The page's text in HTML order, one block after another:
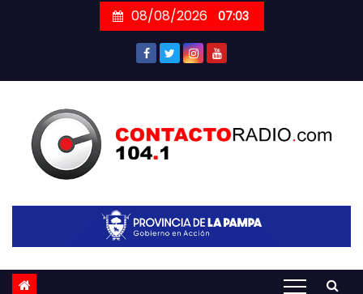
08/08/2026 07:03